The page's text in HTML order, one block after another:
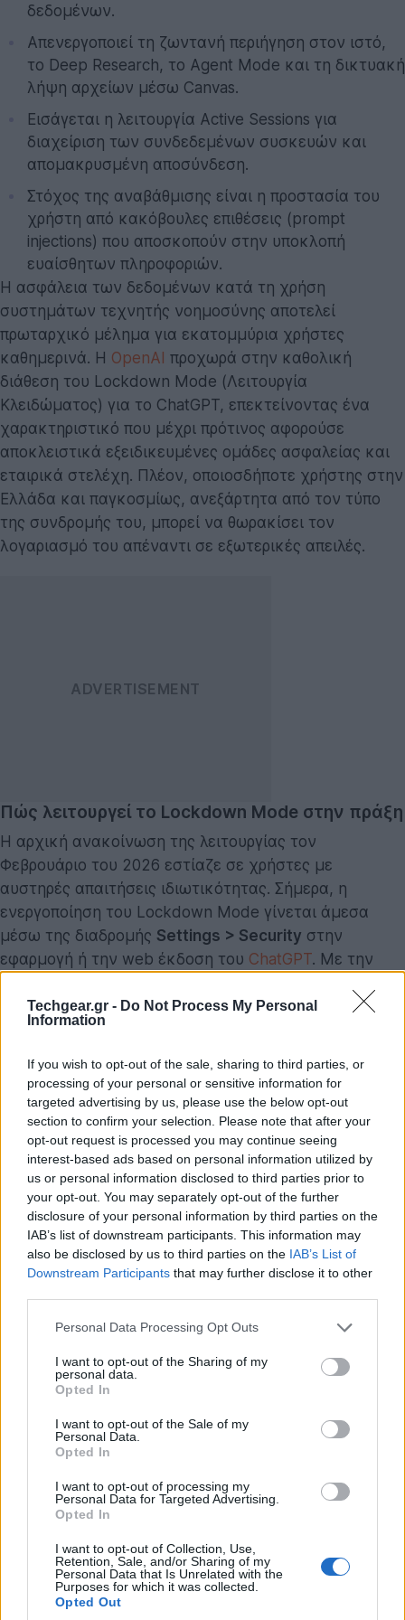
Techgear.gr - Do Not Process My Personal
Information
If you wish to opt-out of the sale, sharing to third parties, or
processing of your personal or sensitive information for
targeted advertising by us, please use the below opt-out
section to confirm your selection. Please note that after your
opt-out request is processed you may continue seeing
interest-based ads based on personal information utilized by
us or personal information disclosed to third parties prior to
your opt-out. You may separately opt-out of the further
disclosure of your personal information by third parties on the
IAB’s list of downstream participants. This information may
also be disclosed by us to third parties on the IAB’s List of
Downstream Participants that may further disclose it to other
Please note that this website/app uses one or more Google
not limited to your visit or usage behaviour. You may click to
grant or deny consent to Google and its third-party tags to
use your data for below specified purposes in below Google
consent section.
Personal Data Processing Opt Outs
I want to opt-out of the Sharing of my
personal data.
Opted In
I want to opt-out of the Sale of my
Personal Data.
Opted In
I want to opt-out of processing my
Personal Data for Targeted Advertising.
Opted In
I want to opt-out of Collection, Use,
Retention, Sale, and/or Sharing of my
Personal Data that Is Unrelated with the
Purposes for which it was collected.
Opted Out
δεδομένων.
Απενεργοποιεί τη ζωντανή περιήγηση στον ιστό,
το Deep Research, το Agent Mode και τη δικτυακή
λήψη αρχείων μέσω Canvas.
Εισάγεται η λειτουργία Active Sessions για
διαχείριση των συνδεδεμένων συσκευών και
απομακρυσμένη αποσύνδεση.
Στόχος της αναβάθμισης είναι η προστασία του
χρήστη από κακόβουλες επιθέσεις (prompt
injections) που αποσκοπούν στην υποκλοπή
ευαίσθητων πληροφοριών.
Η ασφάλεια των δεδομένων κατά τη χρήση
συστημάτων τεχνητής νοημοσύνης αποτελεί
πρωταρχικό μέλημα για εκατομμύρια χρήστες
καθημερινά. Η OpenAI προχωρά στην καθολική
διάθεση του Lockdown Mode (Λειτουργία
Κλειδώματος) για το ChatGPT, επεκτείνοντας ένα
χαρακτηριστικό που μέχρι πρότινος αφορούσε
αποκλειστικά εξειδικευμένες ομάδες ασφαλείας και
εταιρικά στελέχη. Πλέον, οποιοσδήποτε χρήστης στην
Ελλάδα και παγκοσμίως, ανεξάρτητα από τον τύπο
της συνδρομής του, μπορεί να θωρακίσει τον
λογαριασμό του απέναντι σε εξωτερικές απειλές.
Πώς λειτουργεί το Lockdown Mode στην πράξη
Η αρχική ανακοίνωση της λειτουργίας τον
Φεβρουάριο του 2026 εστίαζε σε χρήστες με
αυστηρές απαιτήσεις ιδιωτικότητας. Σήμερα, η
ενεργοποίηση του Lockdown Mode γίνεται άμεσα
μέσω της διαδρομής Settings > Security στην
εφαρμογή ή την web έκδοση του ChatGPT. Με την
προσέγγιση όσον αφορά την επικοινωνία με
εξωτερικούς διακομιστές.
Το σύστημα αποκόπτει την πρόσβαση σε δυναμικά
δεδομένα ιστού. Η ζωντανή περιήγηση στο διαδίκτυο
περιορίζεται στην ανάγνωση προσωρινά
αποθηκευμένου περιεχομένου, με αποτέλεσμα τα
δεδομένα αναζήτησης να είναι ενδεχομένως μη
επικαιροποιημένα.
Επιπλέον, εργαλεία εντατικής ανάλυσης όπως το
Deep Researchκαι τοAgent Mode τίθενται εκτός
λειτουργίας. Οι προγραμματιστές που βασίζονται στο
Canvas για τη δημιουργία κώδικα θα διαπιστώσουν ότι
δεν μπορούν πλέον να εγκρίνουν κώδικα που απαιτεί
αυτόματη λήψη αρχείων από το ChatGPT. Η
επεξεργασία αρχείων συνεχίζει να εκτελείται
κανονικά, μόνο όμως για τα αρχεία που ο χρήστης
ανεβάζει χειροκίνητα.
Η αρχιτεκτονική προστασίας από τα Prompt
Injections
εισαγωγή κρυφών οδηγιών μέσα σε κείμενα ή αρχεία
που επεξεργάζεται το γλωσσικό μοντέλο, με σκοπό να
παρακάμψουν τους κανόνες ασφαλείας και να